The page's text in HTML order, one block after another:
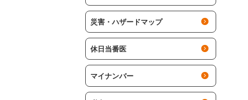
災害・ハザードマップ
休日当番医
マイナンバー